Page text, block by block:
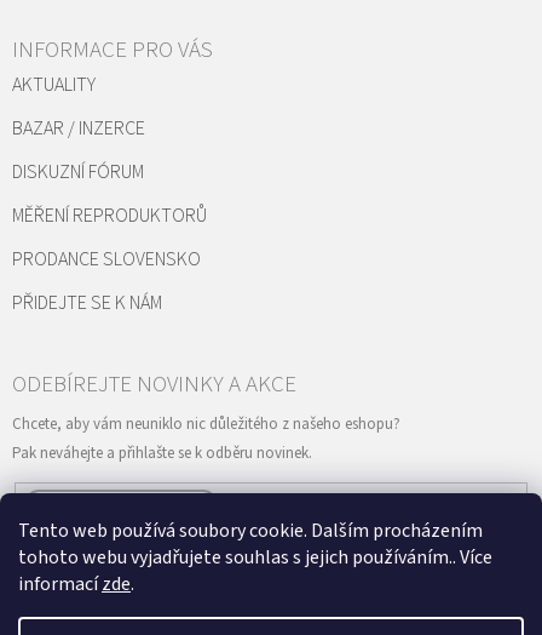
Tento web používá soubory cookie. Dalším procházením
tohoto webu vyjadřujete souhlas s jejich používáním.. Více
informacízde.
INFORMACE PRO VÁS
AKTUALITY
BAZAR / INZERCE
DISKUZNÍ FÓRUM
MĚŘENÍ REPRODUKTORŮ
PRODANCE SLOVENSKO
PŘIDEJTE SE K NÁM
Vložením e-mailu souhlasíte spodmínkami ochrany osobních údajů
PŘIHLÁSIT